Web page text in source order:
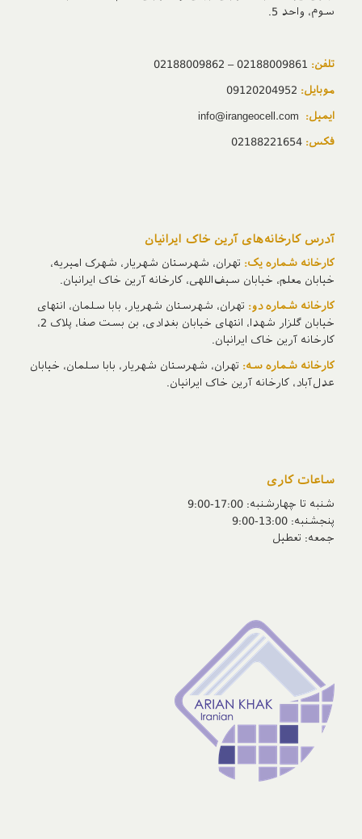
سوم، واحد 5.
تلفن: 02188009861 – 02188009862
موبایل:
ایمیل:
فکس: 02188221654
آدرس‌ کارخانه‌های آرین خاک ایرانیان
کارخانه شماره یک: تهران، شهرستان شهریار، شهرک امیریه،
خیابان معلم، خیابان سیف‌اللهی، کارخانه آرین خاک ایرانیان.
کارخانه شماره دو: تهران، شهرستان شهریار، بابا سلمان، انتهای
خیابان گلزار شهدا، انتهای خیابان بغدادی، بن بست صفا، پلاک 2،
کارخانه آرین خاک ایرانیان.
کارخانه شماره سه: تهران، شهرستان شهریار، بابا سلمان، خیابان
عدل‌آباد، کارخانه آرین خاک ایرانیان.
ساعات کاری
شنبه تا چهارشنبه: 17:00-9:00
پنجشنبه‌: 13:00-9:00
جمعه‌: تعطیل